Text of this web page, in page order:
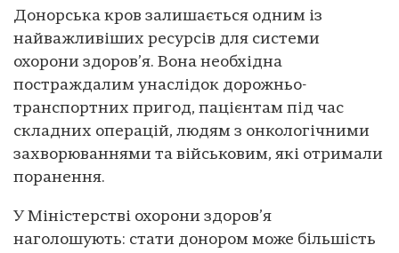
Донорська кров залишається одним із
найважливіших ресурсів для системи
охорони здоров’я. Вона необхідна
постраждалим унаслідок дорожньо-
транспортних пригод, пацієнтам під час
складних операцій, людям з онкологічними
захворюваннями та військовим, які отримали
поранення.
У Міністерстві охорони здоров’я
наголошують: стати донором може більшість